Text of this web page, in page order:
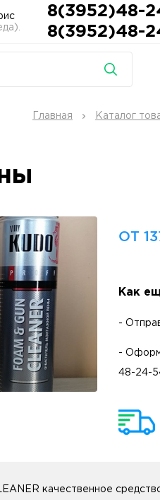
8(3952)48-
8(3952)48-
Главная Каталог
ОТ
Как
-
-
48-24-
качественное